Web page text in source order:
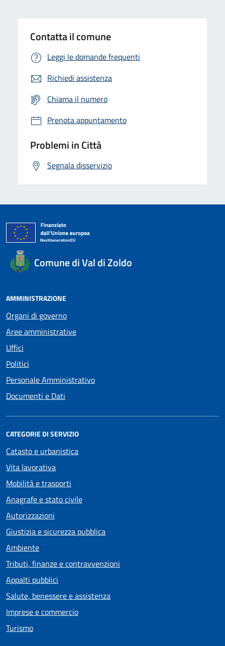
Contatta il comune
Leggi le domande frequenti
Richiedi assistenza
Chiama il numero
Prenota appuntamento
Problemi in Città
Segnala disservizio
Comune di Val di Zoldo
AMMINISTRAZIONE
Organi di governo
Aree amministrative
Uffici
Politici
Personale Amministrativo
Documenti e Dati
CATEGORIE DI SERVIZIO
Catasto e urbanistica
Vita lavorativa
Mobilità e trasporti
Anagrafe e stato civile
Autorizzazioni
Giustizia e sicurezza pubblica
Ambiente
Tributi, finanze e contravvenzioni
Appalti pubblici
Salute, benessere e assistenza
Imprese e commercio
Turismo